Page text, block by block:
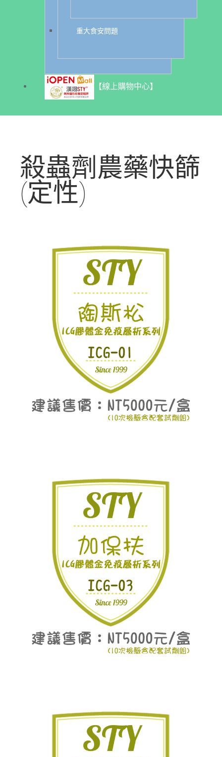
重大食安問題
【線上購物中心】
殺蟲劑農藥快篩
(定性)